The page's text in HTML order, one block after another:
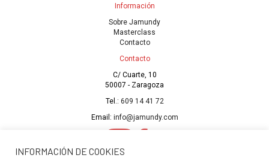
Información
Sobre Jamundy
Masterclass
Contacto
Contacto
C/ Cuarte, 10
50007 - Zaragoza
Tel.: 609 14 41 72
Email: info@jamundy.com
INFORMACIÓN DE COOKIES